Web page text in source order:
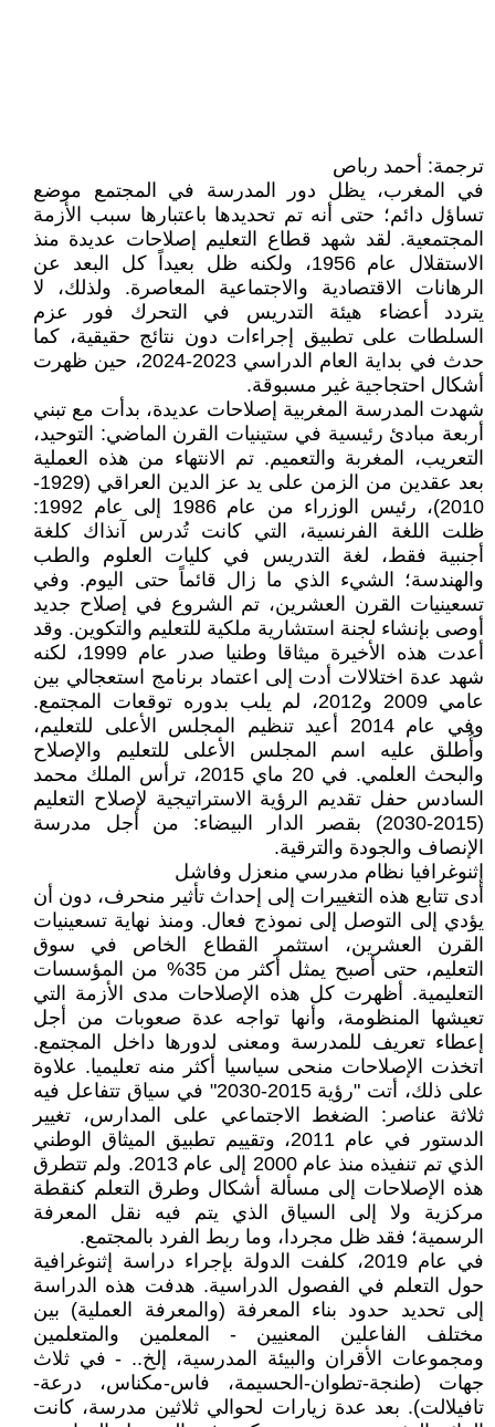
ترجمة: أحمد رباص
في المغرب، يظل دور المدرسة في المجتمع موضع
تساؤل دائم؛ حتى أنه تم تحديدها باعتبارها سبب الأزمة
المجتمعية. لقد شهد قطاع التعليم إصلاحات عديدة منذ
الاستقلال عام 1956، ولكنه ظل بعيداً كل البعد عن
الرهانات الاقتصادية والاجتماعية المعاصرة. ولذلك، لا
يتردد أعضاء هيئة التدريس في التحرك فور عزم
السلطات على تطبيق إجراءات دون نتائج حقيقية، كما
حدث في بداية العام الدراسي 2023-2024، حين ظهرت
أشكال احتجاجية غير مسبوقة.
شهدت المدرسة المغربية إصلاحات عديدة، بدأت مع تبني
أربعة مبادئ رئيسية في ستينيات القرن الماضي: التوحيد،
التعريب، المغربة والتعميم. تم الانتهاء من هذه العملية
بعد عقدين من الزمن على يد عز الدين العراقي (1929-
2010)، رئيس الوزراء من عام 1986 إلى عام 1992:
ظلت اللغة الفرنسية، التي كانت تُدرس آنذاك كلغة
أجنبية فقط، لغة التدريس في كليات العلوم والطب
والهندسة؛ الشيء الذي ما زال قائماً حتى اليوم. وفي
تسعينيات القرن العشرين، تم الشروع في إصلاح جديد
أوصى بإنشاء لجنة استشارية ملكية للتعليم والتكوين. وقد
أعدت هذه الأخيرة ميثاقا وطنيا صدر عام 1999، لكنه
شهد عدة اختلالات أدت إلى اعتماد برنامج استعجالي بين
عامي 2009 و2012، لم يلب بدوره توقعات المجتمع.
وفي عام 2014 أعيد تنظيم المجلس الأعلى للتعليم،
وأُطلق عليه اسم المجلس الأعلى للتعليم والإصلاح
والبحث العلمي. في 20 ماي 2015، ترأس الملك محمد
السادس حفل تقديم الرؤية الاستراتيجية لإصلاح التعليم
(2015-2030) بقصر الدار البيضاء: من أجل مدرسة
الإنصاف والجودة والترقية.
إثنوغرافيا نظام مدرسي منعزل وفاشل
أدى تتابع هذه التغييرات إلى إحداث تأثير منحرف، دون أن
يؤدي إلى التوصل إلى نموذج فعال. ومنذ نهاية تسعينيات
القرن العشرين، استثمر القطاع الخاص في سوق
التعليم، حتى أصبح يمثل أكثر من 35% من المؤسسات
التعليمية. أظهرت كل هذه الإصلاحات مدى الأزمة التي
تعيشها المنظومة، وأنها تواجه عدة صعوبات من أجل
إعطاء تعريف للمدرسة ومعنى لدورها داخل المجتمع.
اتخذت الإصلاحات منحى سياسيا أكثر منه تعليميا. علاوة
على ذلك، أتت "رؤية 2015-2030" في سياق تتفاعل فيه
ثلاثة عناصر: الضغط الاجتماعي على المدارس، تغيير
الدستور في عام 2011، وتقييم تطبيق الميثاق الوطني
الذي تم تنفيذه منذ عام 2000 إلى عام 2013. ولم تتطرق
هذه الإصلاحات إلى مسألة أشكال وطرق التعلم كنقطة
مركزية ولا إلى السياق الذي يتم فيه نقل المعرفة
الرسمية؛ فقد ظل مجردا، وما ربط الفرد بالمجتمع.
في عام 2019، كلفت الدولة بإجراء دراسة إثنوغرافية
حول التعلم في الفصول الدراسية. هدفت هذه الدراسة
إلى تحديد حدود بناء المعرفة (والمعرفة العملية) بين
مختلف الفاعلين المعنيين - المعلمين والمتعلمين
ومجموعات الأقران والبيئة المدرسية، إلخ.. - في ثلاث
جهات (طنجة-تطوان-الحسيمة، فاس-مكناس، درعة-
تافيلالت). بعد عدة زيارات لحوالي ثلاثين مدرسة، كانت